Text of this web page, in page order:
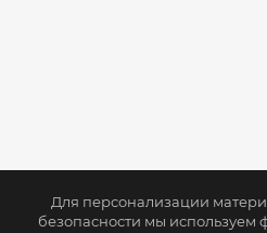
Для персонализации
безопасности мы используем